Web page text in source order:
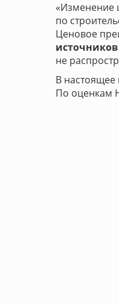
«Изменение
по
Ценовое
не
В настоящее
По оценкам